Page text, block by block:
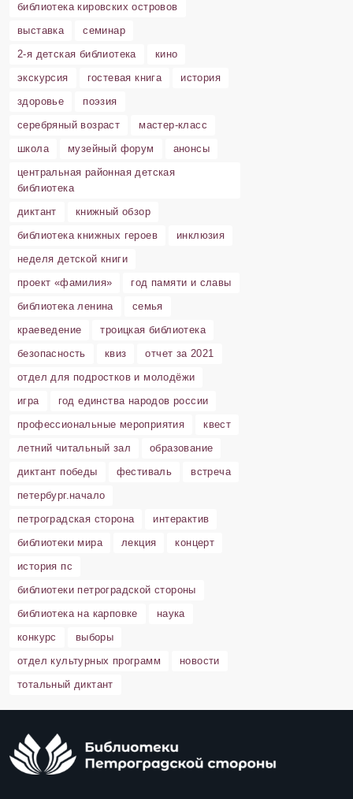
библиотека кировских островов
выставка
семинар
2-я детская библиотека
кино
экскурсия
гостевая книга
история
здоровье
поэзия
серебряный возраст
мастер-класс
школа
музейный форум
анонсы
центральная районная детская
библиотека
диктант
книжный обзор
библиотека книжных героев
инклюзия
неделя детской книги
проект «фамилия»
год памяти и славы
библиотека ленина
семья
краеведение
троицкая библиотека
безопасность
квиз
отчет за 2021
отдел для подростков и молодёжи
игра
год единства народов россии
профессиональные мероприятия
квест
летний читальный зал
образование
диктант победы
фестиваль
встреча
петербург.начало
петроградская сторона
интерактив
библиотеки мира
лекция
концерт
история пс
библиотеки петроградской стороны
библиотека на карповке
наука
конкурс
выборы
отдел культурных программ
новости
тотальный диктант